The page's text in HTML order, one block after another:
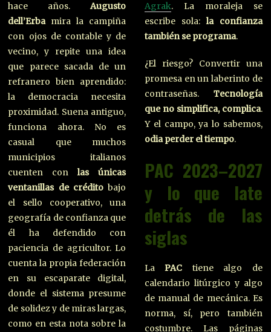
hace años.Augusto
dell’Erbamira la campiña
con ojos de contable y de
vecino, y repite una idea
que parece sacada de un
refranero bien aprendido:
la democracia necesita
proximidad. Suena antiguo,
funciona ahora. No es
casual que muchos
municipios italianos
cuenten conlas únicas
ventanillas de crédito bajo
el sello cooperativo, una
geografía de confianza que
él ha defendido con
paciencia de agricultor. Lo
cuenta la propia federación
en su escaparate digital,
donde el sistema presume
de solidez y de miras largas,
como en esta nota sobre la
Agrak. La moraleja se
escribe sola:la confianza
también se programa.
¿El riesgo? Convertir una
promesa en un laberinto de
contraseñas. Tecnología
que no simplifica, complica.
Y el campo, ya lo sabemos,
odia perder el tiempo.
PAC 2023–2027
y lo que late
detrás de las
siglas
La PACtiene algo de
calendario litúrgico y algo
de manual de mecánica. Es
norma, sí, pero también
costumbre. Las páginas